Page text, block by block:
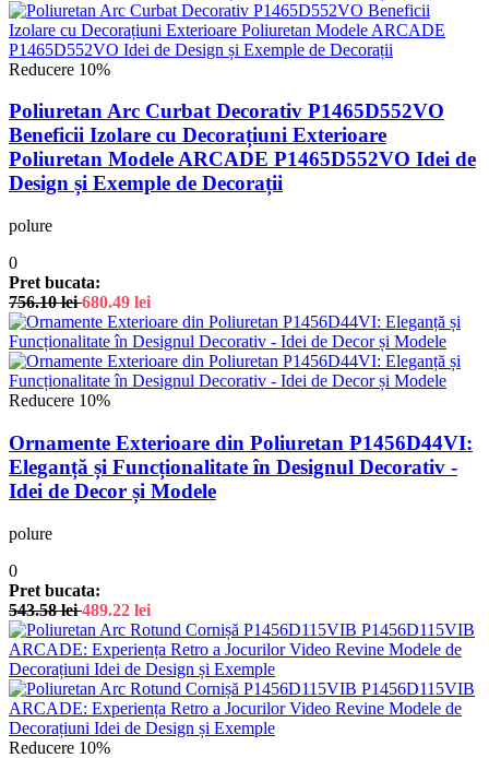
Reducere 10%
Poliuretan Arc Curbat Decorativ P1465D552VO
Beneficii Izolare cu Decorațiuni Exterioare
Poliuretan Modele ARCADE P1465D552VO Idei de
Design și Exemple de Decorații
polure
0
Pret bucata:
756.10lei 680.49 lei
Reducere 10%
Ornamente Exterioare din Poliuretan P1456D44VI:
Eleganță și Funcționalitate în Designul Decorativ -
Idei de Decor și Modele
polure
0
Pret bucata:
543.58lei 489.22 lei
Reducere 10%